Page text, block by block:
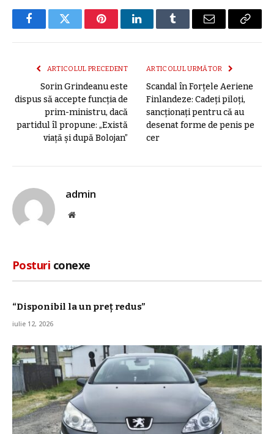
FacebookTwitter PinterestLinkedInTumblr E-
ARTICOLUL PRECEDENT
Sorin Grindeanu este
dispus să accepte funcția de
prim-ministru, dacă
partidul îl propune: „Există
viață și după Bolojan”
ARTICOLUL URMĂTOR
Scandal în Forțele Aeriene
Finlandeze: Cadeți piloți,
sancționați pentru că au
desenat forme de penis pe
cer
admin
Site
Posturi conexe
“Disponibil la un preț redus”
iulie 12, 2026